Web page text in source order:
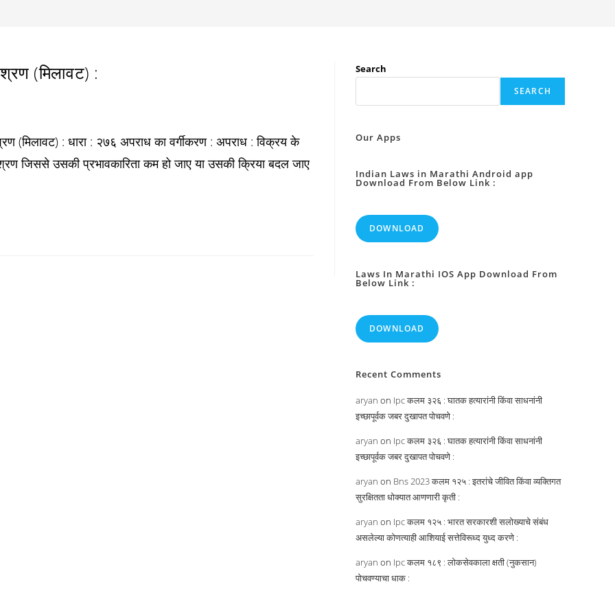
(मिलावट) :
(मिलावट) : धारा : २७६ अपराध का वर्गीकरण : अपराध : विक्रय के
जिससे उसकी प्रभावकारिता कम हो जाए या उसकी क्रिया बदल जाए
Search
SEARCH
Our Apps
Indian Laws in Marathi Android app
Download From Below Link :
DOWNLOAD
Laws In Marathi IOS App Download From
Below Link :
DOWNLOAD
Recent Comments
aryan on Ipc कलम ३२६ : घातक हत्यारांनी किंवा साधनांनी
इच्छापूर्वक जबर दुखापत पोचवणे :
aryan on Ipc कलम ३२६ : घातक हत्यारांनी किंवा साधनांनी
इच्छापूर्वक जबर दुखापत पोचवणे :
aryan on Bns 2023 कलम १२५ : इतरांचे जीवित किंवा व्यक्तिगत
सुरक्षितता धोक्यात आणणारी कृती :
aryan on Ipc कलम १२५ : भारत सरकारशी सलोख्याचे संबंध
असलेल्या कोणत्याही आशियाई सत्तेविरूध्द युध्द करणे :
aryan on Ipc कलम १८९ : लोकसेवकाला क्षती (नुकसान)
पोचवण्याचा धाक :